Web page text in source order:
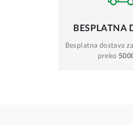
BESPLATNA
Besplatna dostava
preko